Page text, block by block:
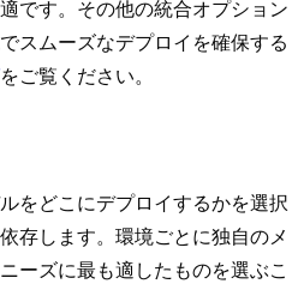
です。その他の統合オプション
スムーズなデプロイを確保する
をご覧ください。
をどこにデプロイするかを選択
存します。環境ごとに独自のメ
ーズに最も適したものを選ぶこ